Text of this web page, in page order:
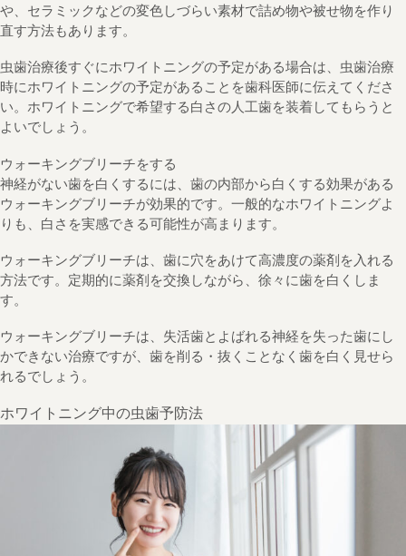
や、セラミックなどの変色しづらい素材で詰め物や被せ物を作り
直す方法もあります。
虫歯治療後すぐにホワイトニングの予定がある場合は、虫歯治療
時にホワイトニングの予定があることを歯科医師に伝えてくださ
い。ホワイトニングで希望する白さの人工歯を装着してもらうと
よいでしょう。
ウォーキングブリーチをする
神経がない歯を白くするには、歯の内部から白くする効果がある
ウォーキングブリーチが効果的です。一般的なホワイトニングよ
りも、白さを実感できる可能性が高まります。
ウォーキングブリーチは、歯に穴をあけて高濃度の薬剤を入れる
方法です。定期的に薬剤を交換しながら、徐々に歯を白くしま
す。
ウォーキングブリーチは、失活歯とよばれる神経を失った歯にし
かできない治療ですが、歯を削る・抜くことなく歯を白く見せら
れるでしょう。
ホワイトニング中の虫歯予防法